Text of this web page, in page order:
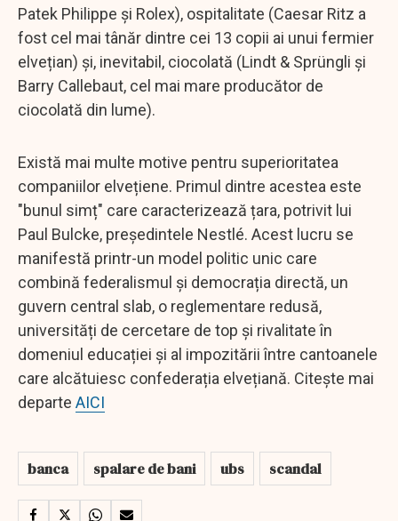
Patek Philippe și Rolex), ospitalitate (Caesar Ritz a
fost cel mai tânăr dintre cei 13 copii ai unui fermier
elvețian) și, inevitabil, ciocolată (Lindt & Sprüngli și
Barry Callebaut, cel mai mare producător de
ciocolată din lume).
Există mai multe motive pentru superioritatea
companiilor elvețiene. Primul dintre acestea este
"bunul simț" care caracterizează țara, potrivit lui
Paul Bulcke, președintele Nestlé. Acest lucru se
manifestă printr-un model politic unic care
combină federalismul și democrația directă, un
guvern central slab, o reglementare redusă,
universități de cercetare de top și rivalitate în
domeniul educației și al impozitării între cantoanele
care alcătuiesc confederația elvețiană. Citește mai
departe AICI
banca spalare de bani ubs scandal